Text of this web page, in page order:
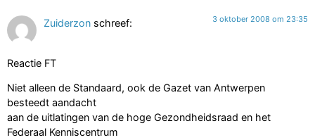
Zuiderzon schreef: 3 oktober 2008 om 23:35
Reactie FT
Niet alleen de Standaard, ook de Gazet van Antwerpen
besteedt aandacht
aan de uitlatingen van de hoge Gezondheidsraad en het
Federaal Kenniscentrum